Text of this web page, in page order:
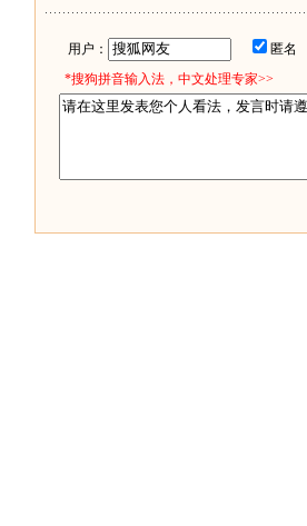
用户： 匿名
*搜狗拼音输入法，中文处理专家>>